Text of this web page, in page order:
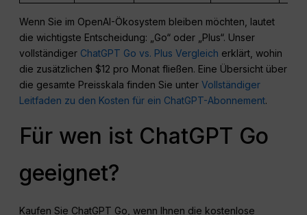
Wenn Sie im OpenAI-Ökosystem bleiben möchten, lautet
die wichtigste Entscheidung: „Go“ oder „Plus“. Unser
vollständiger ChatGPT Go vs. Plus Vergleich erklärt, wohin
die zusätzlichen $12 pro Monat fließen. Eine Übersicht über
die gesamte Preisskala finden Sie unterVollständiger
Leitfaden zu den Kosten für ein ChatGPT-Abonnement.
Für wen ist ChatGPT Go
geeignet?
Kaufen Sie ChatGPT Go, wenn Ihnen die kostenlose